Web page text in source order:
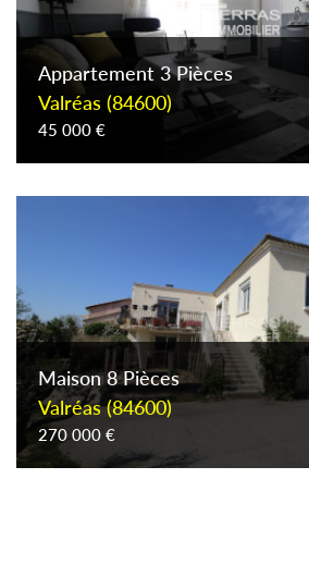
Appartement 3 Pièces
Valréas (84600)
45 000 €
Maison 8 Pièces
Valréas (84600)
270 000 €